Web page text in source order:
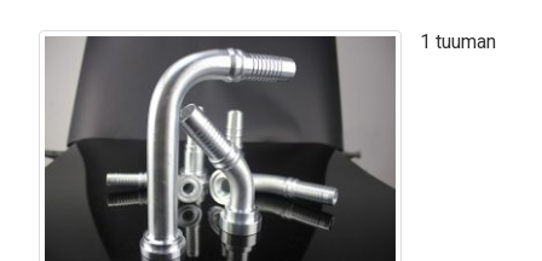
1 tuuman